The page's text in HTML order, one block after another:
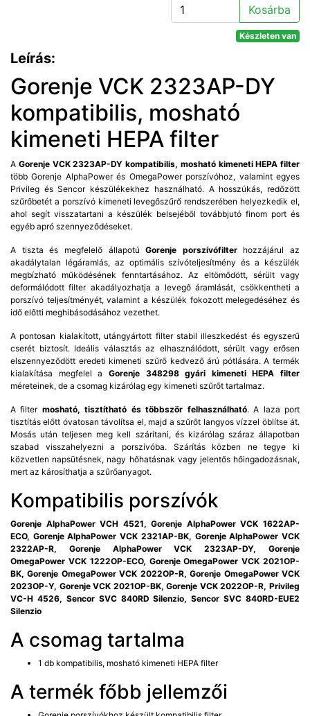
Kosárba
Készleten van
Leírás:
Gorenje VCK 2323AP-DY
kompatibilis, mosható
kimeneti HEPA filter
A Gorenje VCK 2323AP-DY kompatibilis, mosható kimeneti HEPA filter
több Gorenje AlphaPower és OmegaPower porszívóhoz, valamint egyes
Privileg és Sencor készülékekhez használható. A hosszúkás, redőzött
szűrőbetét a porszívó kimeneti levegőszűrő rendszerében helyezkedik el,
ahol segít visszatartani a készülék belsejéből továbbjutó finom port és
egyéb apró szennyeződéseket.
A tiszta és megfelelő állapotúGorenje porszívófilterhozzájárul az
akadálytalan légáramlás, az optimális szívóteljesítmény és a készülék
megbízható működésének fenntartásához. Az eltömődött, sérült vagy
deformálódott filter akadályozhatja a levegő áramlását, csökkentheti a
porszívó teljesítményét, valamint a készülék fokozott melegedéséhez és
idő előtti meghibásodásához vezethet.
A pontosan kialakított, utángyártott filter stabil illeszkedést és egyszerű
cserét biztosít. Ideális választás az elhasználódott, sérült vagy erősen
elszennyeződött eredeti kimeneti szűrő kedvező árú pótlására. A termék
kialakítása megfelel a Gorenje 348298 gyári kimeneti HEPA filter
méreteinek, de a csomag kizárólag egy kimeneti szűrőt tartalmaz.
A filter mosható, tisztítható és többször felhasználható. A laza port
tisztítás előtt óvatosan távolítsa el, majd a szűrőt langyos vízzel öblítse át.
Mosás után teljesen meg kell szárítani, és kizárólag száraz állapotban
szabad visszahelyezni a porszívóba. Szárítás közben ne tegye ki
közvetlen napsütésnek, nagy hőhatásnak vagy jelentős hőingadozásnak,
mert az károsíthatja a szűrőanyagot.
Kompatibilis porszívók
Gorenje AlphaPower VCH 4521, Gorenje AlphaPower VCK 1622AP-
ECO, Gorenje AlphaPower VCK 2321AP-BK, Gorenje AlphaPower VCK
2322AP-R, Gorenje AlphaPower VCK 2323AP-DY, Gorenje
OmegaPower VCK 1222OP-ECO, Gorenje OmegaPower VCK 2021OP-
BK, Gorenje OmegaPower VCK 2022OP-R, Gorenje OmegaPower VCK
2023OP-Y, Gorenje VCK 2021OP-BK, Gorenje VCK 2022OP-R, Privileg
VC-H 4526, Sencor SVC 840RD Silenzio, Sencor SVC 840RD-EUE2
Silenzio
A csomag tartalma
1 db kompatibilis, mosható kimeneti HEPA filter
A termék főbb jellemzői